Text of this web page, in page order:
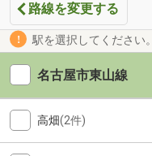
路線を変更する
駅を選択してください。
名古屋市東山線
高畑(2件)